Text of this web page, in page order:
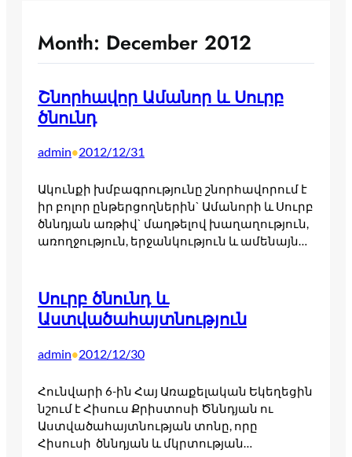
Month: December 2012
Շնորհավոր Ամանոր և Սուրբ
ծնունդ
admin•2012/12/31
Ակունքի խմբագրությունը շնորհավորում է
իր բոլոր ընթերցողներին` Ամանորի և Սուրբ
ծննդյան առթիվ` մաղթելով խաղաղություն,
առողջություն, երջանկություն և ամենայն…
Սուրբ ծնունդ և
Աստվածահայտնություն
admin•2012/12/30
Հունվարի 6-ին Հայ Առաքելական Եկեղեցին
նշում է Հիսուս Քրիստոսի Ծննդյան ու
Աստվածահայտնության տոնը, որը
Հիսուսի ծննդյան և մկրտության…